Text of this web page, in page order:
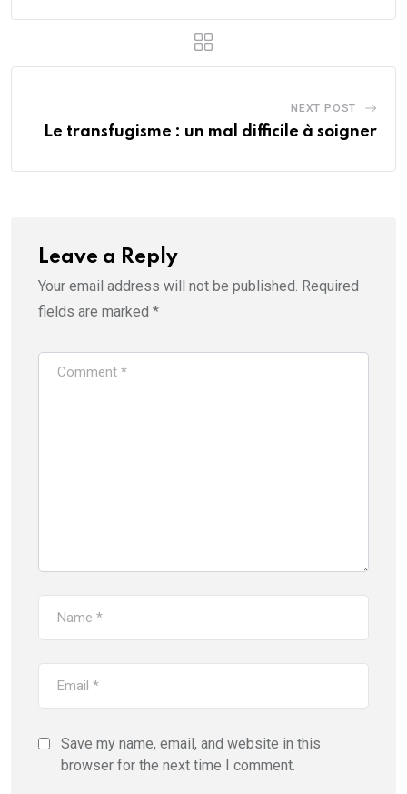
NEXT POST
Le transfugisme : un mal difficile à soigner
Leave a Reply
Your email address will not be published. Required
fields are marked *
Save my name, email, and website in this
browser for the next time I comment.